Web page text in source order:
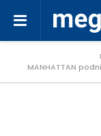
MANHATTAN